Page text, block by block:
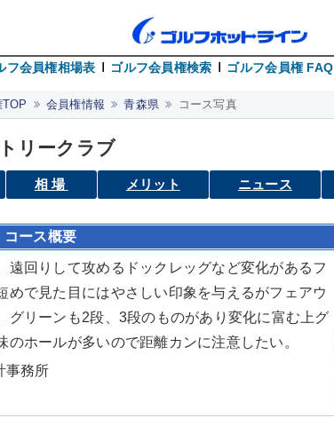
フ会員権相場表 ゴルフ会員権検索 ゴルフ会員権 FAQ
会員権情報 青森県 コース写真
リークラブ
相場 メリット ニュース
コース概要
遠回りして攻めるドックレッグなど変化があるフ
めで見た目にはやさしい印象を与えるがフェアウ
グリーンも2段、3段のものがあり変化に富む上グ
ホールが多いので距離カンに注意したい。
事務所